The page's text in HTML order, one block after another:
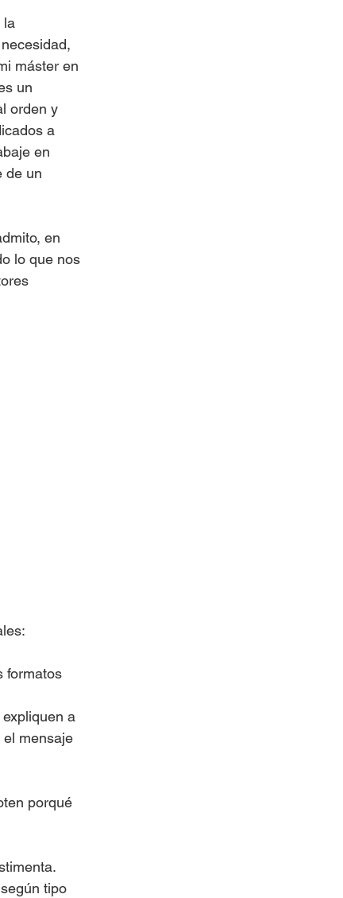
la
máster en
un
orden y
a
en
de un
en
lo que nos
formatos
a
mensaje
porqué
tipo